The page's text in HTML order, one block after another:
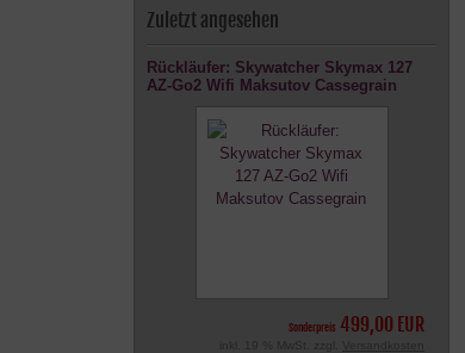
Zuletzt angesehen
Rückläufer: Skywatcher Skymax 127
AZ-Go2 Wifi Maksutov Cassegrain
Sonderpreis 499,00 EUR
inkl. 19 % MwSt. zzgl.